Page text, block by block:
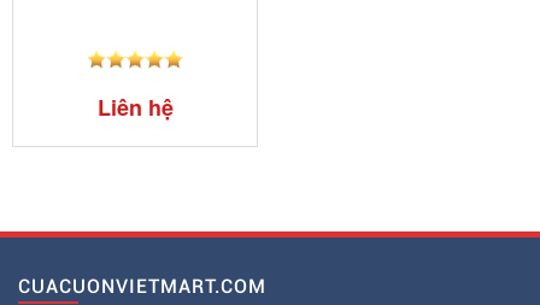
Liên hệ
CUACUONVIETMART.COM